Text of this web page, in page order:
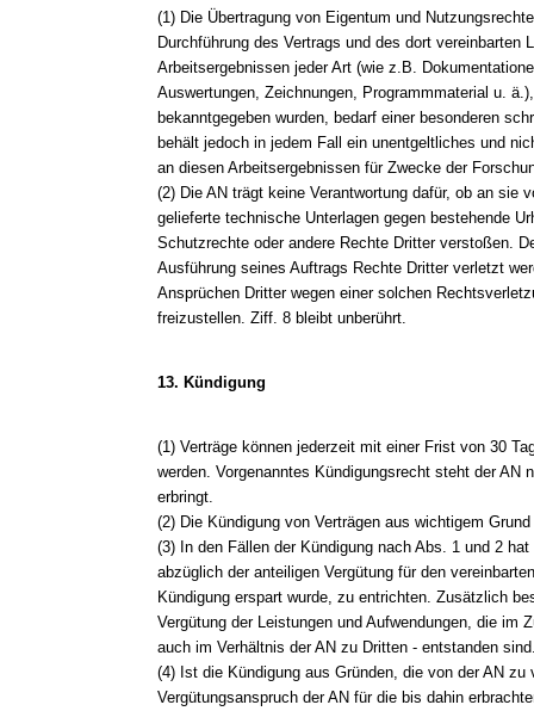
(1) Die Übertragung von Eigentum und
Durchführung des Vertrags und des dort vereinbarten
Arbeitsergebnissen jeder Art (wie z.B.
Auswertungen, Zeichnungen, Programmmaterial u.
bekanntgegeben wurden, bedarf einer besonderen
behält jedoch in jedem Fall ein unentgeltliches und
an diesen Arbeitsergebnissen für Zwecke der
(2) Die AN trägt keine Verantwortung dafür, ob an sie
gelieferte technische Unterlagen gegen bestehende
Schutzrechte oder andere Rechte Dritter verstoßen.
Ausführung seines Auftrags Rechte Dritter verletzt
Ansprüchen Dritter wegen einer solchen
freizustellen. Ziff. 8 bleibt unberührt.
13. Kündigung
(1) Verträge können jederzeit mit einer Frist von 30
werden. Vorgenanntes Kündigungsrecht steht der AN
erbringt.
(2) Die Kündigung von Verträgen aus wichtigem
(3) In den Fällen der Kündigung nach Abs. 1 und 2
abzüglich der anteiligen Vergütung für den
Kündigung erspart wurde, zu entrichten. Zusätzlich
Vergütung der Leistungen und Aufwendungen, die im
auch im Verhältnis der AN zu Dritten - entstanden
(4) Ist die Kündigung aus Gründen, die von der AN
Vergütungsanspruch der AN für die bis dahin